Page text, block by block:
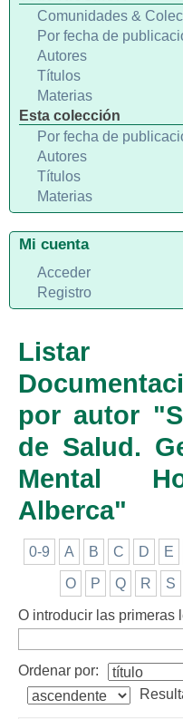
Listar
por autor
de Salud.
Mental
Alberca"
0-9 A B C D E
O P Q R S
O introducir las primeras
Ordenar por:
Comunidades &
Por fecha de
Autores
Títulos
Materias
Esta colección
Por fecha de
Autores
Títulos
Materias
Mi cuenta
Acceder
Registro